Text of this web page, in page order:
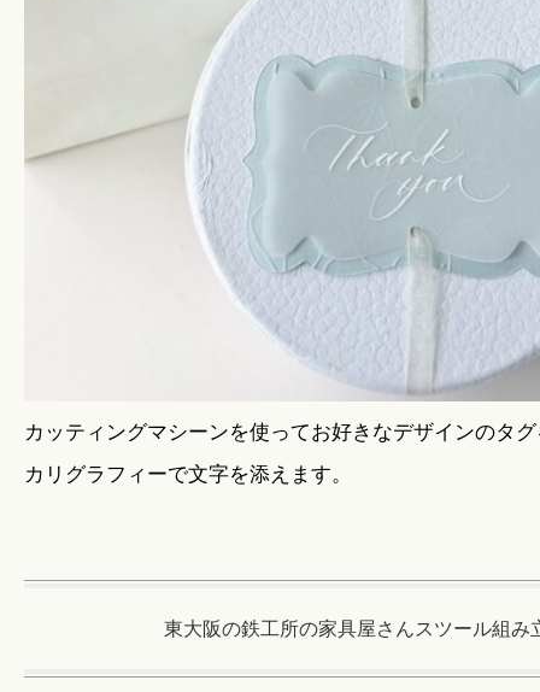
カッティングマシーンを使ってお好きなデザインのタ
カリグラフィーで文字を添えます。
東大阪の鉄工所の家具屋さんスツール組み